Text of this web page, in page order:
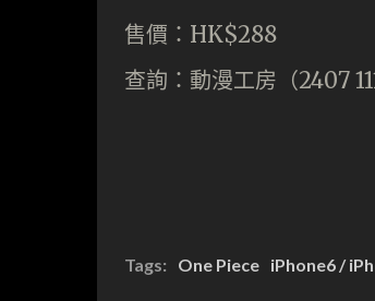
售價：HK$288
查詢：動漫工房（2407
Tags: One Piece iPhone6 /